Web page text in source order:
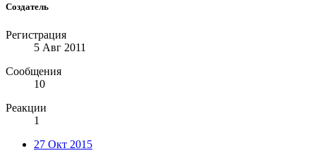
Создатель
Регистрация
5 Авг 2011
Сообщения
10
Реакции
1
27 Окт 2015